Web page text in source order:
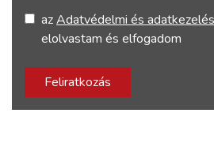
azAdatvédelmi és
elolvastam és elfogadom
Feliratkozás